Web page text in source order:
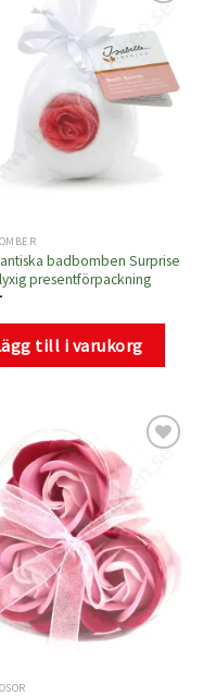
Lägg
till i
önskelistan
badbomben Surprise
presentförpackning
till i varukorg
till i
önskelistan